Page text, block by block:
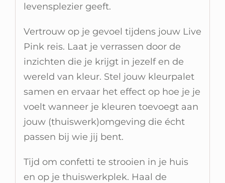
levensplezier geeft.
Vertrouw op je gevoel tijdens jouw Live
Pink reis. Laat je verrassen door de
inzichten die je krijgt in jezelf en de
wereld van kleur. Stel jouw kleurpalet
samen en ervaar het effect op hoe je je
voelt wanneer je kleuren toevoegt aan
jouw (thuiswerk)omgeving die écht
passen bij wie jij bent.
Tijd om confetti te strooien in je huis
en op je thuiswerkplek. Haal de